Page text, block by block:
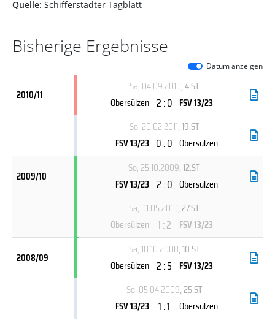
Quelle: Schifferstadter Tagblatt
Bisherige Ergebnisse
Datum anzeigen
2010/11
Sa, 04.09.2010, 4.ST
Obersülzen 2 : 0 FSV 13/23
So, 20.02.2011, 19.ST
FSV 13/23 0 : 0 Obersülzen
2009/10
So, 25.10.2009, 12.ST
FSV 13/23 2 : 0 Obersülzen
Sa, 01.05.2010, 27.ST
Obersülzen 1 : 2 FSV 13/23
2008/09
Sa, 18.10.2008, 10.ST
Obersülzen 2 : 5 FSV 13/23
So, 05.04.2009, 25.ST
FSV 13/23 1 : 1 Obersülzen